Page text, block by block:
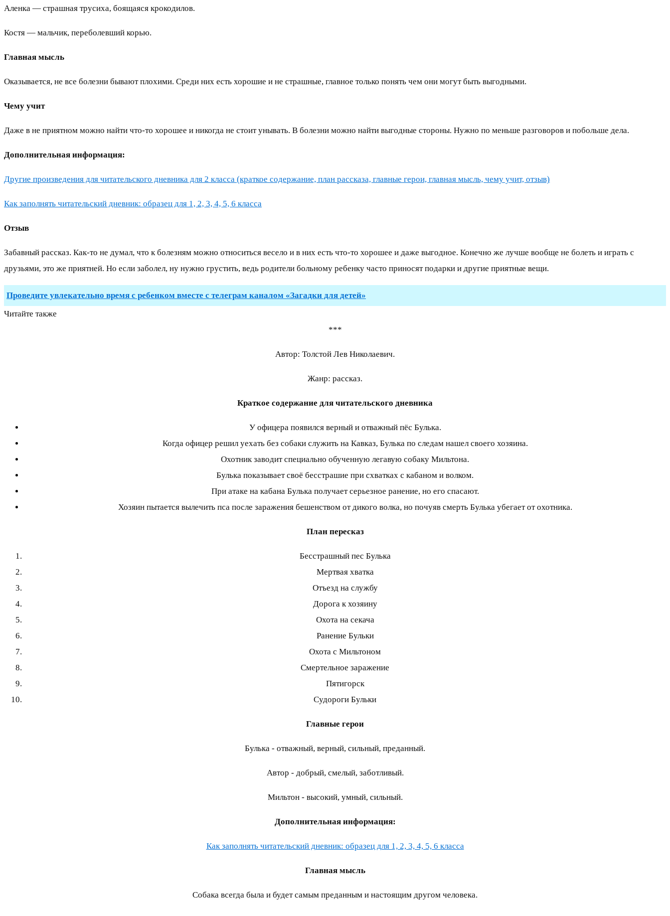
Аленка — страшная трусиха, боящаяся крокодилов.
Костя — мальчик, переболевший корью.
Главная мысль
Оказывается, не все болезни бывают плохими. Среди них есть хорошие и не страшные, главное только понять чем они могут быть выгодными.
Чему учит
Даже в не приятном можно найти что-то хорошее и никогда не стоит унывать. В болезни можно найти выгодные стороны. Нужно по меньше разговоров и побольше дела.
Дополнительная информация:
Другие произведения для читательского дневника для 2 класса (краткое содержание, план рассказа, главные герои, главная мысль, чему учит, отзыв)
Как заполнять читательский дневник: образец для 1, 2, 3, 4, 5, 6 класса
Отзыв
Забавный рассказ. Как-то не думал, что к болезням можно относиться весело и в них есть что-то хорошее и даже выгодное. Конечно же лучше вообще не болеть и играть с
друзьями, это же приятней. Но если заболел, ну нужно грустить, ведь родители больному ребенку часто приносят подарки и другие приятные вещи.
Проведите увлекательно время с ребенком вместе с телеграм каналом «Загадки для детей»
Читайте также
***
Автор: Толстой Лев Николаевич.
Жанр: рассказ.
Краткое содержание для читательского дневника
У офицера появился верный и отважный пёс Булька.
Когда офицер решил уехать без собаки служить на Кавказ, Булька по следам нашел своего хозяина.
Охотник заводит специально обученную легавую собаку Мильтона.
Булька показывает своё бесстрашие при схватках с кабаном и волком.
При атаке на кабана Булька получает серьезное ранение, но его спасают.
Хозяин пытается вылечить пса после заражения бешенством от дикого волка, но почуяв смерть Булька убегает от охотника.
План пересказ
Бесстрашный пес Булька
Мертвая хватка
Отъезд на службу
Дорога к хозяину
Охота на секача
Ранение Бульки
Охота с Мильтоном
Смертельное заражение
Пятигорск
Судороги Бульки
Главные герои
Булька - отважный, верный, сильный, преданный.
Автор - добрый, смелый, заботливый.
Мильтон - высокий, умный, сильный.
Дополнительная информация:
Как заполнять читательский дневник: образец для 1, 2, 3, 4, 5, 6 класса
Главная мысль
Собака всегда была и будет самым преданным и настоящим другом человека.